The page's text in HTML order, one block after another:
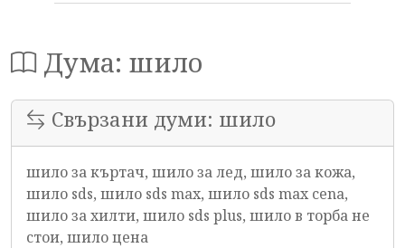
Дума: шило
Свързани думи: шило
шило за къртач, шило за лед, шило за кожа,
шило sds, шило sds max, шило sds max cena,
шило за хилти, шило sds plus, шило в торба не
стои, шило цена